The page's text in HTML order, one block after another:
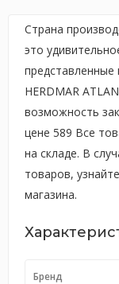
Страна
это
HERDMAR
возможность
цене 589 Все
на складе. В
товаров,
магазина.
Бренд